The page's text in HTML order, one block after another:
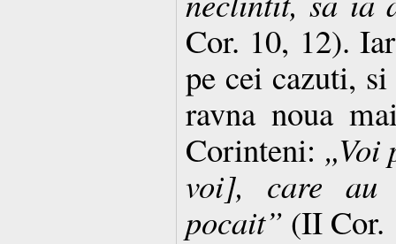
Cor. 10, 12).
pe cei cazuti,
ravna noua
Corinteni: „Voi
voi], care au
pocait” (II Cor.